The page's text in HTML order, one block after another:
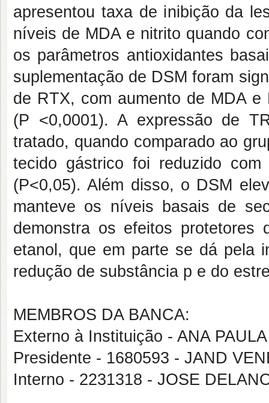
apresentou taxa de inibição da
níveis de MDA e nitrito quando
os parâmetros antioxidantes
suplementação de DSM foram
de RTX, com aumento de MDA
(P <0,0001). A expressão de
tratado, quando comparado ao
tecido gástrico foi reduzido
(P<0,05). Além disso, o DSM
manteve os níveis basais de
demonstra os efeitos protetores
etanol, que em parte se dá pela
redução de substância p e do
MEMBROS DA BANCA:
Externo à Instituição - ANA
Presidente - 1680593 - JAND
Interno - 2231318 - JOSE